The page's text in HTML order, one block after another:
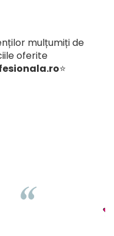
mulțumiți de
oferite
⭐